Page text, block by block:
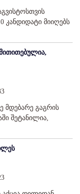
კანდიდატი მიიღებს
მდებარე გაგრის
შეტანილია,